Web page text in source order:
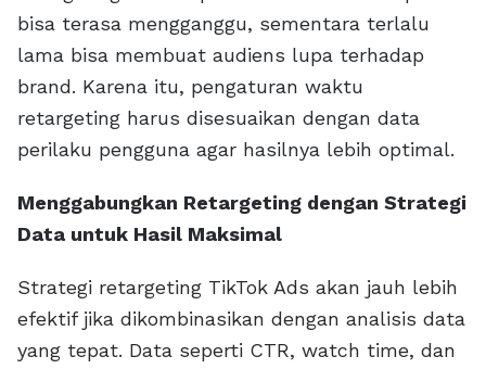
bisa terasa mengganggu, sementara terlalu
lama bisa membuat audiens lupa terhadap
brand. Karena itu, pengaturan waktu
retargeting harus disesuaikan dengan data
perilaku pengguna agar hasilnya lebih optimal.
Menggabungkan Retargeting dengan Strategi
Data untuk Hasil Maksimal
Strategi retargeting TikTok Ads akan jauh lebih
efektif jika dikombinasikan dengan analisis data
yang tepat. Data seperti CTR, watch time, dan